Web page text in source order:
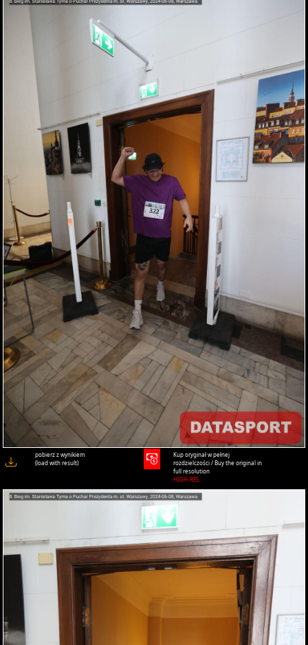
pobierz z wynikiem
(load with result)
Kup oryginał w pełnej
rozdzielczości / Buy the original in
full resolution
HIGH-RES